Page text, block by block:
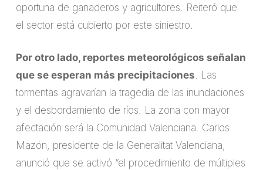
oportuna de ganaderos y agricultores. Reiteró que
el sector está cubierto por este siniestro.
Por otro lado, reportes meteorológicos señalan
que se esperan más precipitaciones. Las
tormentas agravarían la tragedia de las inundaciones
y el desbordamiento de ríos. La zona con mayor
afectación será la Comunidad Valenciana. Carlos
Mazón, presidente de la Generalitat Valenciana,
anunció que se activó “el procedimiento de múltiples